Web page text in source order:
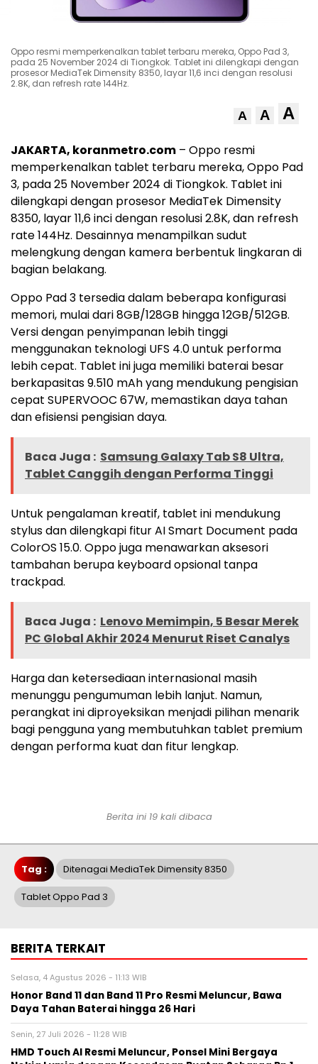
Oppo resmi memperkenalkan tablet terbaru mereka, Oppo Pad 3,
pada 25 November 2024 di Tiongkok. Tablet ini dilengkapi dengan
prosesor MediaTek Dimensity 8350, layar 11,6 inci dengan resolusi
2.8K, dan refresh rate 144Hz.
A A A
JAKARTA, koranmetro.com – Oppo resmi
memperkenalkan tablet terbaru mereka, Oppo Pad
3, pada 25 November 2024 di Tiongkok. Tablet ini
dilengkapi dengan prosesor MediaTek Dimensity
8350, layar 11,6 inci dengan resolusi 2.8K, dan refresh
rate 144Hz. Desainnya menampilkan sudut
melengkung dengan kamera berbentuk lingkaran di
bagian belakang.
Oppo Pad 3 tersedia dalam beberapa konfigurasi
memori, mulai dari 8GB/128GB hingga 12GB/512GB.
Versi dengan penyimpanan lebih tinggi
menggunakan teknologi UFS 4.0 untuk performa
lebih cepat. Tablet ini juga memiliki baterai besar
berkapasitas 9.510 mAh yang mendukung pengisian
cepat SUPERVOOC 67W, memastikan daya tahan
dan efisiensi pengisian daya.
Baca Juga : Samsung Galaxy Tab S8 Ultra,
Tablet Canggih dengan Performa Tinggi
Untuk pengalaman kreatif, tablet ini mendukung
stylus dan dilengkapi fitur AI Smart Document pada
ColorOS 15.0. Oppo juga menawarkan aksesori
tambahan berupa keyboard opsional tanpa
trackpad​.
Baca Juga : Lenovo Memimpin, 5 Besar Merek
PC Global Akhir 2024 Menurut Riset Canalys
Harga dan ketersediaan internasional masih
menunggu pengumuman lebih lanjut. Namun,
perangkat ini diproyeksikan menjadi pilihan menarik
bagi pengguna yang membutuhkan tablet premium
dengan performa kuat dan fitur lengkap.
Berita ini 19 kali dibaca
Tag : Ditenagai MediaTek Dimensity 8350
Tablet Oppo Pad 3
BERITA TERKAIT
Selasa, 4 Agustus 2026 - 11:13 WIB
Honor Band 11 dan Band 11 Pro Resmi Meluncur, Bawa
Daya Tahan Baterai hingga 26 Hari
Senin, 27 Juli 2026 - 11:28 WIB
HMD Touch AI Resmi Meluncur, Ponsel Mini Bergaya